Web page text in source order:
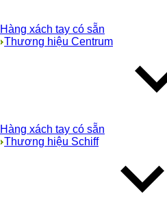
Hàng xách tay có sẵn
Thương hiệu Centrum
Hàng xách tay có sẵn
Thương hiệu Schiff